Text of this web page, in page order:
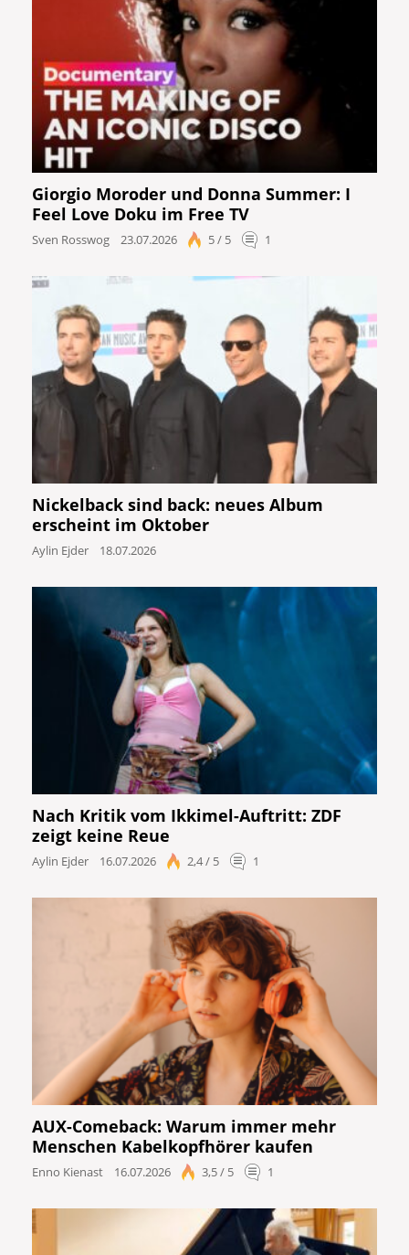
Giorgio Moroder und Donna Summer: I
Feel Love Doku im Free TV
Sven Rosswog 23.07.2026 5 / 5 1
Nickelback sind back: neues Album
erscheint im Oktober
Aylin Ejder 18.07.2026
Nach Kritik vom Ikkimel-Auftritt: ZDF
zeigt keine Reue
Aylin Ejder 16.07.2026 2,4 / 5 1
AUX-Comeback: Warum immer mehr
Menschen Kabelkopfhörer kaufen
Enno Kienast 16.07.2026 3,5 / 5 1